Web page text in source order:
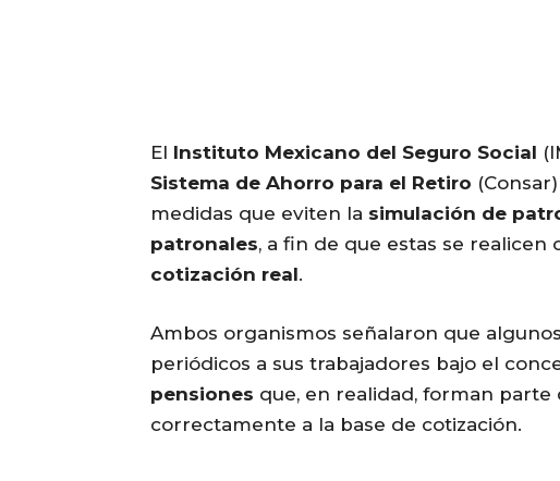
El Instituto Mexicano del Seguro Social
Sistema de Ahorro para el Retiro
medidas que eviten la simulación de
patronales, a fin de que estas se realicen
cotización real.
Ambos organismos señalaron que
periódicos a sus trabajadores bajo el
pensiones que, en realidad, forman
correctamente a la base de cotización.